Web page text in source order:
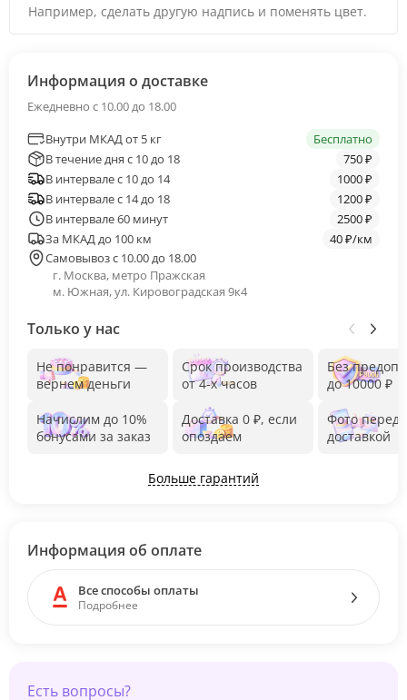
Информация о доставке
Ежедневно с 10.00 до 18.00
Внутри МКАД от 5 кг
Бесплатно
В течение дня с 10 до 18
750 ₽
В интервале с 10 до 14
1000 ₽
В интервале с 14 до 18
1200 ₽
В интервале 60 минут
2500 ₽
За МКАД до 100 км
40 ₽/км
Самовывоз с 10.00 до 18.00
г. Москва, метро Пражская
м. Южная, ул. Кировоградская 9к4
Только у нас
Не понравится —
вернем деньги
Начислим до 10%
бонусами за заказ
Срок производства
от 4-х часов
Доставка 0 ₽, если
опоздаем
Без
до 10000 ₽
Фото перед
доставкой
Больше гарантий
Информация об оплате
Все способы оплаты
Подробнее
Есть вопросы?